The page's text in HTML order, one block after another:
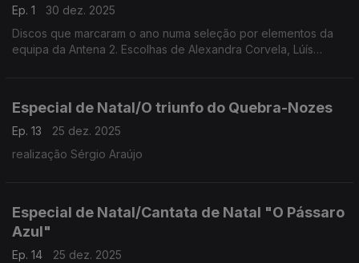
Ep. 1
30 dez. 2025
Discos que marcaram o ano numa seleção por elementos da
equipa da Antena 2. Escolhas de Alexandra Corvela, Lúís
Especial de Natal/O triunfo do Quebra-Nozes
Ep. 13
25 dez. 2025
realização Sérgio Araújo
Especial de Natal/Cantata de Natal "O Pássaro
Azul"
Ep. 14
25 dez. 2025